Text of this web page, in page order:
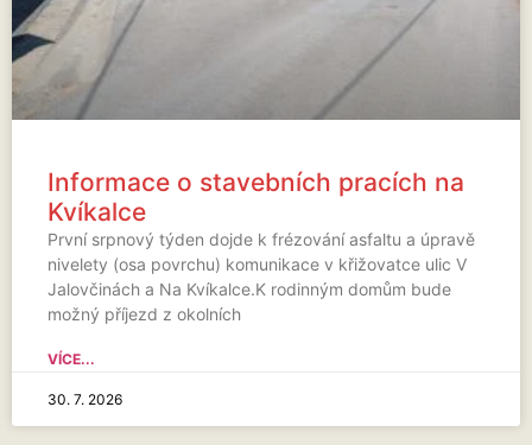
Informace o stavebních pracích na
Kvíkalce
První srpnový týden dojde k frézování asfaltu a úpravě
nivelety (osa povrchu) komunikace v křižovatce ulic V
Jalovčinách a Na Kvíkalce.K rodinným domům bude
možný příjezd z okolních
VÍCE...
30. 7. 2026